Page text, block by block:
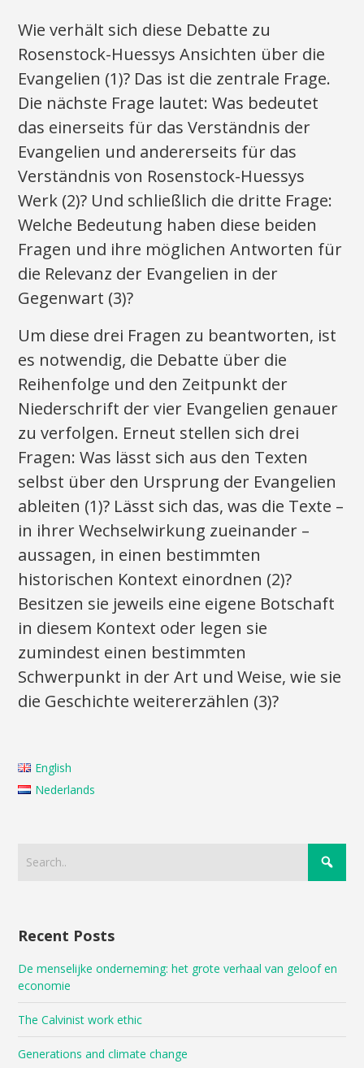
Wie verhält sich diese Debatte zu
Rosenstock-Huessys Ansichten über die
Evangelien (1)? Das ist die zentrale Frage.
Die nächste Frage lautet: Was bedeutet
das einerseits für das Verständnis der
Evangelien und andererseits für das
Verständnis von Rosenstock-Huessys
Werk (2)? Und schließlich die dritte Frage:
Welche Bedeutung haben diese beiden
Fragen und ihre möglichen Antworten für
die Relevanz der Evangelien in der
Gegenwart (3)?
Um diese drei Fragen zu beantworten, ist
es notwendig, die Debatte über die
Reihenfolge und den Zeitpunkt der
Niederschrift der vier Evangelien genauer
zu verfolgen. Erneut stellen sich drei
Fragen: Was lässt sich aus den Texten
selbst über den Ursprung der Evangelien
ableiten (1)? Lässt sich das, was die Texte –
in ihrer Wechselwirkung zueinander –
aussagen, in einen bestimmten
historischen Kontext einordnen (2)?
Besitzen sie jeweils eine eigene Botschaft
in diesem Kontext oder legen sie
zumindest einen bestimmten
Schwerpunkt in der Art und Weise, wie sie
die Geschichte weitererzählen (3)?
English
Nederlands
Recent Posts
De menselijke onderneming: het grote verhaal van geloof en
economie
The Calvinist work ethic
Generations and climate change